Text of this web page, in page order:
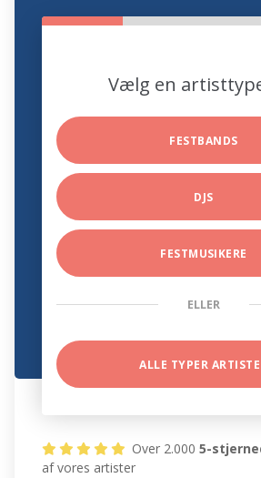
Vælg en
FESTBANDS
DJS
FESTMUSIKERE
ELLER
ALLE TYPER
Over 2.0005-
af vores artister